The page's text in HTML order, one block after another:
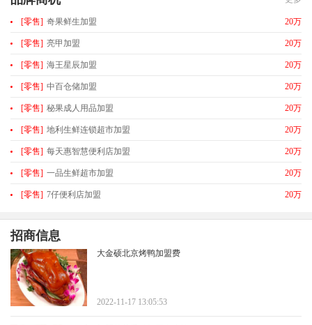
[零售] 奇果鲜生加盟 20万
[零售] 亮甲加盟 20万
[零售] 海王星辰加盟 20万
[零售] 中百仓储加盟 20万
[零售] 秘果成人用品加盟 20万
[零售] 地利生鲜连锁超市加盟 20万
[零售] 每天惠智慧便利店加盟 20万
[零售] 一品生鲜超市加盟 20万
[零售] 7仔便利店加盟 20万
招商信息
大金硕北京烤鸭加盟费
2022-11-17 13:05:53